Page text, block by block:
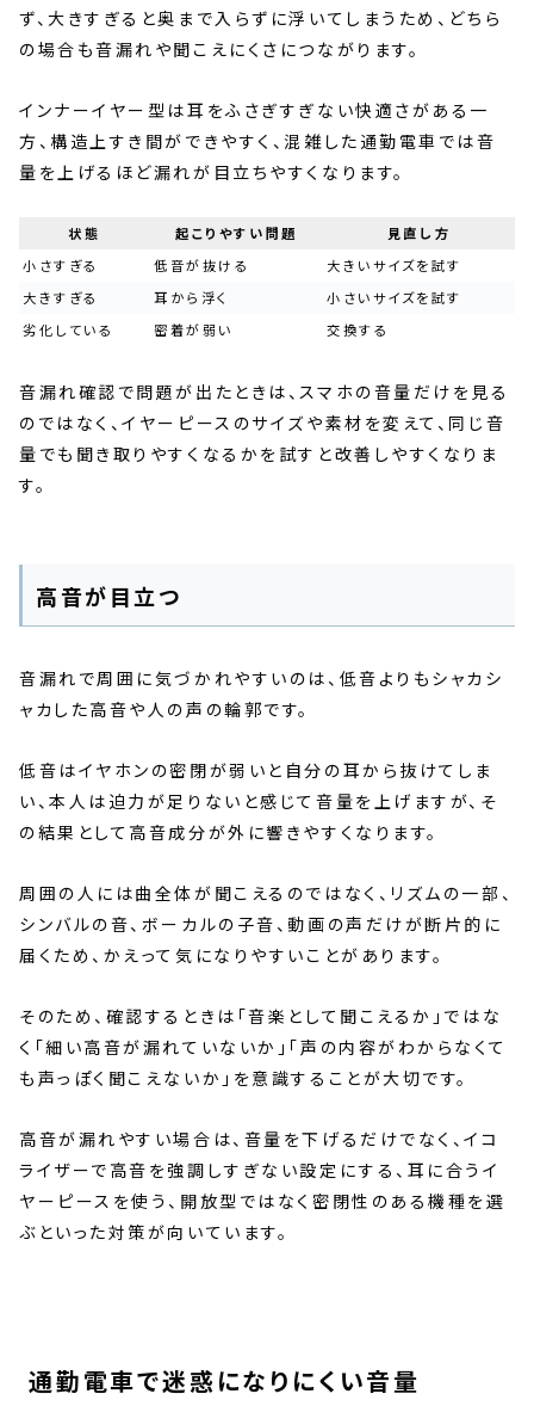
ず、大きすぎると奥まで入らずに浮いてしまうため、どちら
の場合も音漏れや聞こえにくさにつながります。
インナーイヤー型は耳をふさぎすぎない快適さがある一
方、構造上すき間ができやすく、混雑した通勤電車では音
量を上げるほど漏れが目立ちやすくなります。
状態 起こりやすい問題
見直し方
小さすぎる
低音が抜ける
大きいサイズを試す
大きすぎる
耳から浮く
小さいサイズを試す
劣化している
密着が弱い 交換する
音漏れ確認で問題が出たときは、スマホの音量だけを見る
のではなく、イヤーピースのサイズや素材を変えて、同じ音
量でも聞き取りやすくなるかを試すと改善しやすくなりま
す。
高音が目立つ
音漏れで周囲に気づかれやすいのは、低音よりもシャカシ
ャカした高音や人の声の輪郭です。
低音はイヤホンの密閉が弱いと自分の耳から抜けてしま
い、本人は迫力が足りないと感じて音量を上げますが、そ
の結果として高音成分が外に響きやすくなります。
周囲の人には曲全体が聞こえるのではなく、リズムの一部、
シンバルの音、ボーカルの子音、動画の声だけが断片的に
届くため、かえって気になりやすいことがあります。
そのため、確認するときは「音楽として聞こえるか」ではな
く「細い高音が漏れていないか」「声の内容がわからなくて
も声っぽく聞こえないか」を意識することが大切です。
高音が漏れやすい場合は、音量を下げるだけでなく、イコ
ライザーで高音を強調しすぎない設定にする、耳に合うイ
ヤーピースを使う、開放型ではなく密閉性のある機種を選
ぶといった対策が向いています。
通勤電車で迷惑になりにくい音量